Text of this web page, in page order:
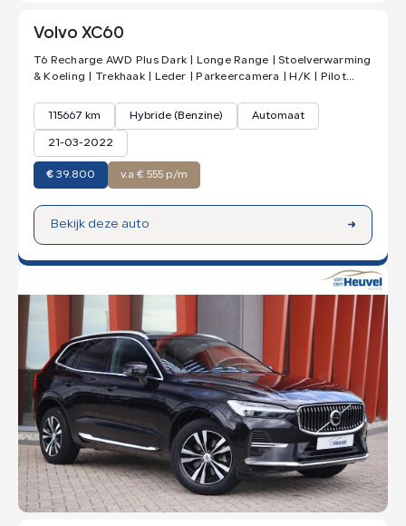
Volvo XC60
T6 Recharge AWD Plus Dark | Longe Range | Stoelverwarming
& Koeling | Trekhaak | Leder | Parkeercamera | H/K | Pilot
115667 km Hybride (Benzine) Automaat
21-03-2022
€ 39.800 v.a € 555 p/m
Bekijk deze auto